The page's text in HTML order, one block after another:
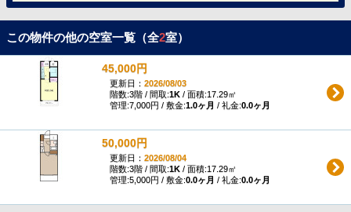
この物件の他の空室一覧（全2室）
45,000円
更新日： 2026/08/03
階数:3階 / 間取:1K/ 面積:17.29㎡
管理:7,000円 / 敷金:1.0ヶ月 / 礼金:0.0ヶ月
50,000円
更新日： 2026/08/04
階数:3階 / 間取:1K/ 面積:17.29㎡
管理:5,000円 / 敷金:0.0ヶ月 / 礼金:0.0ヶ月